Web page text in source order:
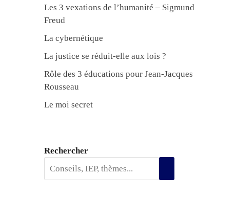
Les 3 vexations de l’humanité – Sigmund
Freud
La cybernétique
La justice se réduit-elle aux lois ?
Rôle des 3 éducations pour Jean-Jacques
Rousseau
Le moi secret
Rechercher